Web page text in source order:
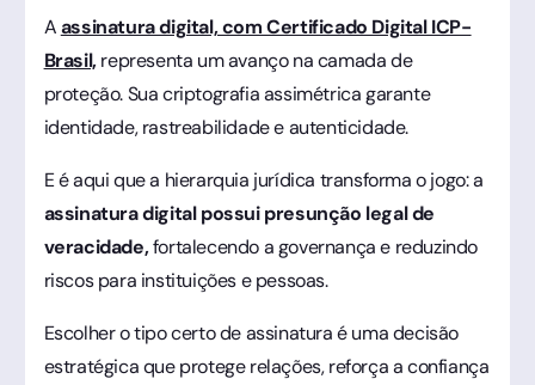
Aassinatura digital, com Certificado Digital ICP-
Brasil, representa um avanço na camada de
proteção. Sua criptografia assimétrica garante
identidade, rastreabilidade e autenticidade.
E é aqui que a hierarquia jurídica transforma o jogo: a
assinatura digital possui presunção legal de
veracidade,fortalecendo a governança e reduzindo
riscos para instituições e pessoas.
Escolher o tipo certo de assinatura é uma decisão
estratégica que protege relações, reforça a confiança